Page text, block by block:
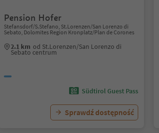
Pension Hofer
Stefansdorf/S.Stefano, St.Lorenzen/San Lorenzo di
Sebato, Dolomites Region Kronplatz/Plan de Corones
2.1 km od St.Lorenzen/San Lorenzo di
Sebato centrum
Südtirol Guest Pass
Sprawdź dostępność